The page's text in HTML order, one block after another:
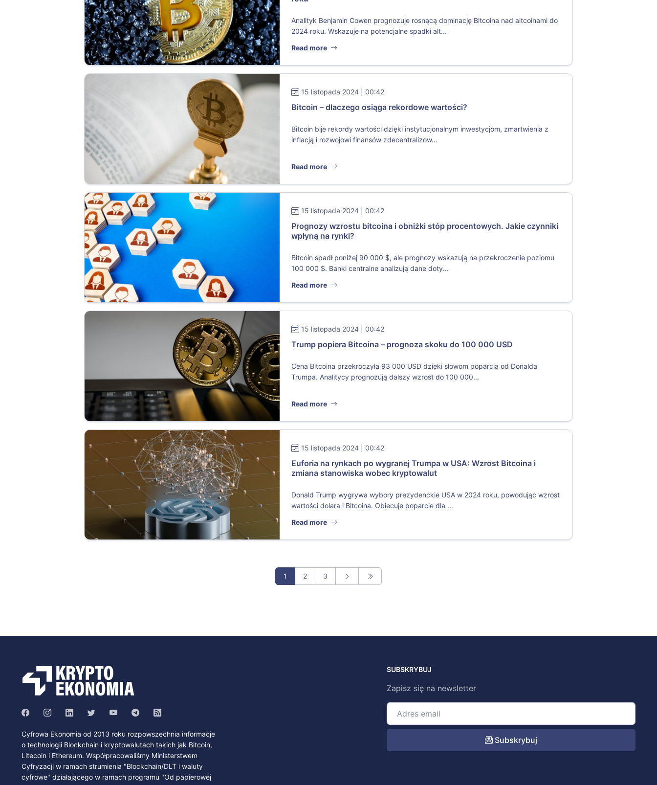
Analityk Benjamin Cowen prognozuje rosnącą dominację Bitcoina nad altcoinami do
2024 roku. Wskazuje na potencjalne spadki alt...
Read more
15 listopada 2024 | 00:42
Bitcoin – dlaczego osiąga rekordowe wartości?
Bitcoin bije rekordy wartości dzięki instytucjonalnym inwestycjom, zmartwienia z
inflacją i rozwojowi finansów zdecentralizow...
Read more
15 listopada 2024 | 00:42
Prognozy wzrostu bitcoina i obniżki stóp procentowych. Jakie czynniki
wpłyną na rynki?
Bitcoin spadł poniżej 90 000 $, ale prognozy wskazują na przekroczenie poziomu
100 000 $. Banki centralne analizują dane doty...
Read more
15 listopada 2024 | 00:42
Trump popiera Bitcoina – prognoza skoku do 100 000 USD
Cena Bitcoina przekroczyła 93 000 USD dzięki słowom poparcia od Donalda
Trumpa. Analitycy prognozują dalszy wzrost do 100 000...
Read more
15 listopada 2024 | 00:42
Euforia na rynkach po wygranej Trumpa w USA: Wzrost Bitcoina i
zmiana stanowiska wobec kryptowalut
Donald Trump wygrywa wybory prezydenckie USA w 2024 roku, powodując wzrost
wartości dolara i Bitcoina. Obiecuje poparcie dla ...
Read more
1 2 3
Cyfrowa Ekonomia od 2013 roku rozpowszechnia informacje
o technologii Blockchain i kryptowalutach takich jak Bitcoin,
Litecoin i Ethereum. Współpracowaliśmy Ministerstwem
Cyfryzacji w ramach strumienia "Blockchain/DLT i waluty
cyfrowe" działającego w ramach programu "Od papierowej
SUBSKRYBUJ
Zapisz się na newsletter
Subskrybuj